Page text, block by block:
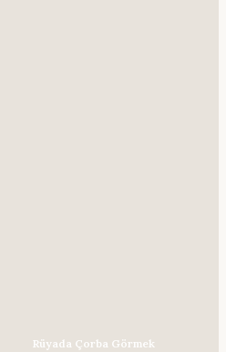
Rüyada Çorba Görmek